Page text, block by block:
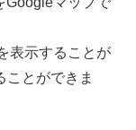
表示することが
ことができま